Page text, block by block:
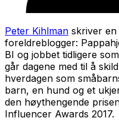
Peter Kihlman skriver
foreldreblogger:
BI og jobbet tidligere
går dagene med til å
hverdagen som
barn, en hund og et
den høythengende
Influencer Awards 2017.